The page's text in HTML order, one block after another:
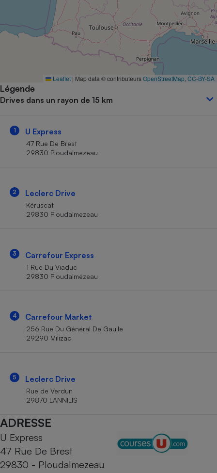
Leaflet | Map data © contributeursOpenStreetMap CC-BY-SA
Légende
Drives dans un rayon de 15 km
1 U Express
47 Rue De Brest
29830 Ploudalmezeau
2 Leclerc Drive
Kéruscat
29830 Ploudalmezeau
3 Carrefour Express
1 Rue Du Viaduc
29830 Ploudalmézeau
4 Carrefour Market
256 Rue Du Général De Gaulle
29290 Milizac
5 Leclerc Drive
Rue de Verdun
29870 LANNILIS
ADRESSE
U Express
47 Rue De Brest
29830 - Ploudalmezeau
Complément
alimentaire
Assurance emprunteur
Petit électroménager -
Cafetière à expressos
Mutuelle